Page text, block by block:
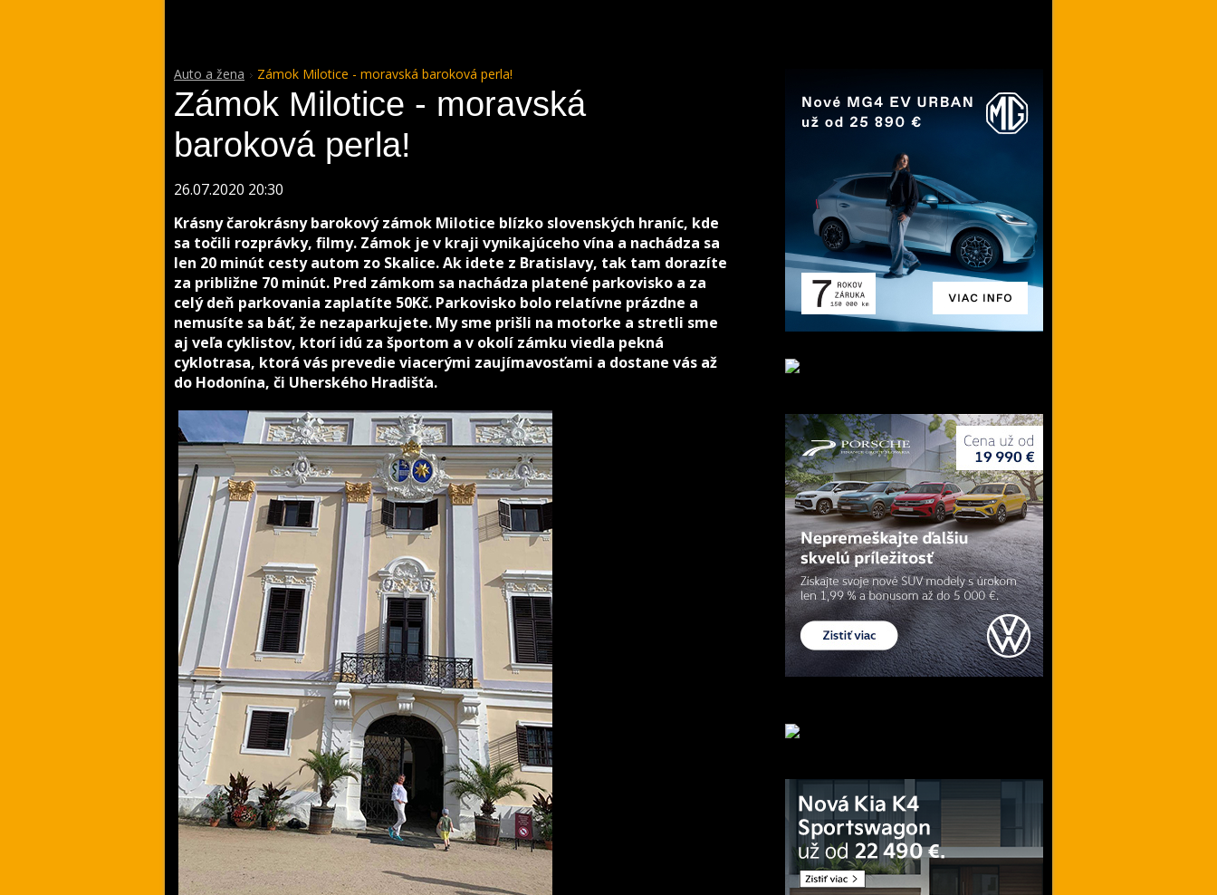
Auto a žena Zámok Milotice - moravská baroková perla!
Zámok Milotice - moravská
baroková perla!
26.07.2020 20:30
Krásny čarokrásny barokový zámok Milotice blízko slovenských hraníc, kde
sa točili rozprávky, filmy. Zámok je v kraji vynikajúceho vína a nachádza sa
len 20 minút cesty autom zo Skalice. Ak idete z Bratislavy, tak tam dorazíte
za približne 70 minút. Pred zámkom sa nachádza platené parkovisko a za
celý deň parkovania zaplatíte 50Kč. Parkovisko bolo relatívne prázdne a
nemusíte sa báť, že nezaparkujete. My sme prišli na motorke a stretli sme
aj veľa cyklistov, ktorí idú za športom a v okolí zámku viedla pekná
cyklotrasa, ktorá vás prevedie viacerými zaujímavosťami a dostane vás až
do Hodonína, či Uherského Hradišťa.